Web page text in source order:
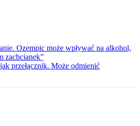
Ozempic może wpływać na alkohol,
zachcianek”
przełącznik. Może odmienić